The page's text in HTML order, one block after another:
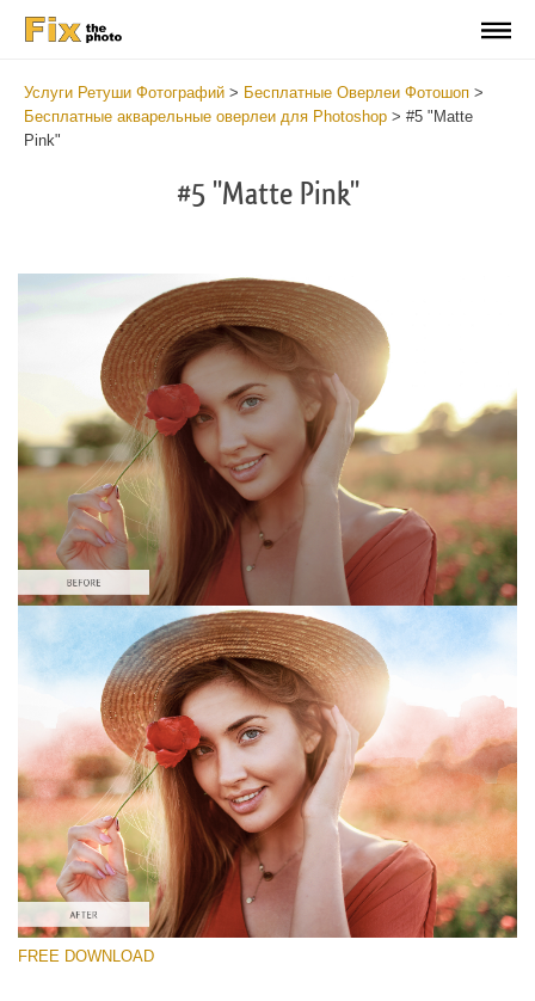
Услуги Ретуши Фотографий > Бесплатные Оверлеи Фотошоп >
Бесплатные акварельные оверлеи для Photoshop > #5 "Matte
Pink"
#5 "Matte Pink"
Выберите Вариант
Free Photoshop Overlay #5
Small 800*448px
Lightcoral Watercolar
(33 Overlays)
Large 6000*4000px
FREE DOWNLOAD